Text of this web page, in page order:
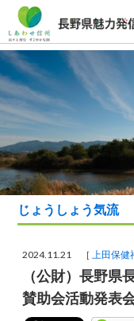
じょうしょう気流
2024.11.21 ［ 上田保
（公財）長野
賛助会活動発表